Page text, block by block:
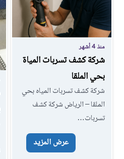
منذ 4 أشهر
شركة كشف تسربات المياة
بحي الملقا
شركة كشف تسربات المياه بحي
الملقا – الرياض شركة كشف
تسربات…
عرض المزيد